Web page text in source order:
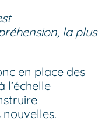
la plus
en place des
l’échelle